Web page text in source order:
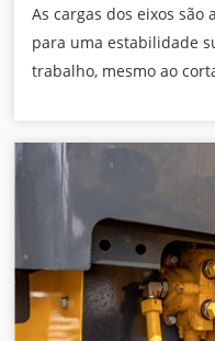
As cargas dos eixos
para uma estabilidade
trabalho, mesmo ao